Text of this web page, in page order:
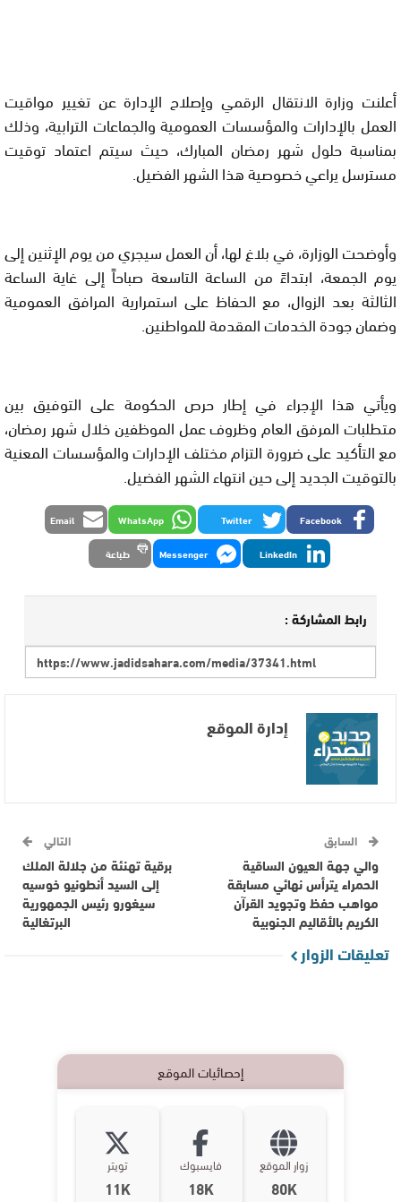
أعلنت وزارة الانتقال الرقمي وإصلاح الإدارة عن تغيير مواقيت
العمل بالإدارات والمؤسسات العمومية والجماعات الترابية، وذلك
بمناسبة حلول شهر رمضان المبارك، حيث سيتم اعتماد توقيت
مسترسل يراعي خصوصية هذا الشهر الفضيل.
وأوضحت الوزارة، في بلاغ لها، أن العمل سيجري من يوم الإثنين إلى
يوم الجمعة، ابتداءً من الساعة التاسعة صباحاً إلى غاية الساعة
الثالثة بعد الزوال، مع الحفاظ على استمرارية المرافق العمومية
وضمان جودة الخدمات المقدمة للمواطنين.
ويأتي هذا الإجراء في إطار حرص الحكومة على التوفيق بين
متطلبات المرفق العام وظروف عمل الموظفين خلال شهر رمضان،
مع التأكيد على ضرورة التزام مختلف الإدارات والمؤسسات المعنية
بالتوقيت الجديد إلى حين انتهاء الشهر الفضيل.
Facebook
Twitter
WhatsApp
Email
LinkedIn
Messenger طباعة
رابط المشاركة :
إدارة الموقع
السابق
والي جهة العيون الساقية
الحمراء يترأس نهائي مسابقة
مواهب حفظ وتجويد القرآن
الكريم بالأقاليم الجنوبية
التالي
برقية تهنئة من جلالة الملك
إلى السيد أنطونيو خوسيه
سيغورو رئيس الجمهورية
البرتغالية
تعليقات الزوار
إحصائيات الموقع
زوار الموقع
80K
فايسبوك
18K
تويتر
11K